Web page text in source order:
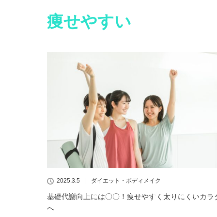
痩せやすい
2025.3.5 ダイエット・ボディメイク
基礎代謝向上には〇〇！痩せやすく太りにくいカラ
へ